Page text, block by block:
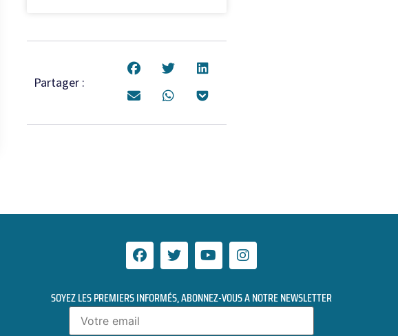
Partager :
SOYEZ LES PREMIERS INFORMÉS, ABONNEZ-VOUS A NOTRE NEWSLETTER